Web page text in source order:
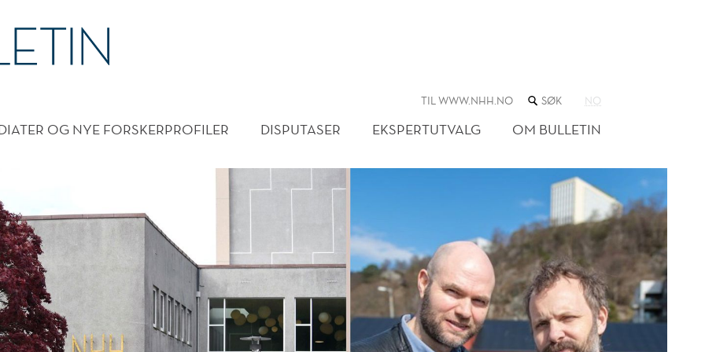
TIL WWW.NHH.NO SØK
NETTSTEDET
NO
OG NYE FORSKERPROFILER DISPUTASER EKSPERTUTVALG OM BULLETIN